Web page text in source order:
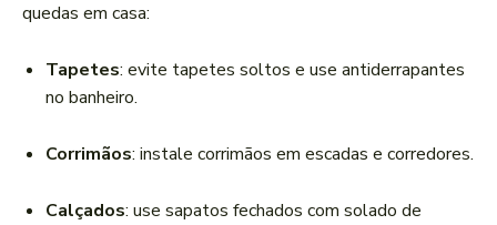
quedas em casa:
Tapetes: evite tapetes soltos e use antiderrapantes
no banheiro.
Corrimãos: instale corrimãos em escadas e corredores.
Calçados: use sapatos fechados com solado de